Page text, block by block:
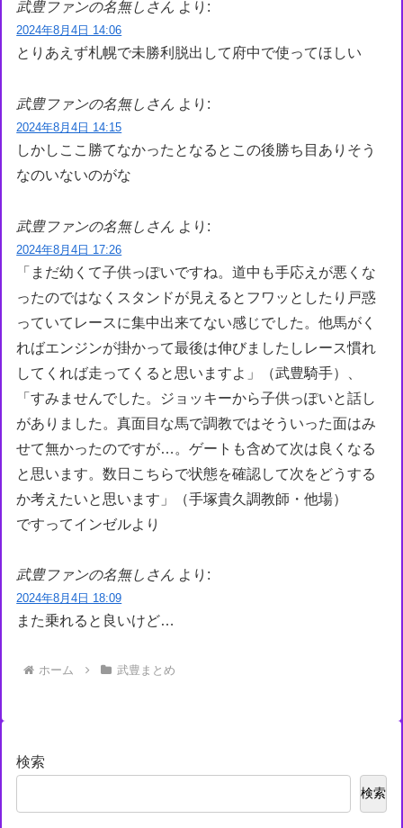
武豊ファンの名無しさん より:
2024年8月4日 14:06
とりあえず札幌で未勝利脱出して府中で使ってほしい
武豊ファンの名無しさん より:
2024年8月4日 14:15
しかしここ勝てなかったとなるとこの後勝ち目ありそう
なのいないのがな
武豊ファンの名無しさん より:
2024年8月4日 17:26
「まだ幼くて子供っぽいですね。道中も手応えが悪くな
ったのではなくスタンドが見えるとフワッとしたり戸惑
っていてレースに集中出来てない感じでした。他馬がく
ればエンジンが掛かって最後は伸びましたしレース慣れ
してくれば走ってくると思いますよ」（武豊騎手）、
「すみませんでした。ジョッキーから子供っぽいと話し
がありました。真面目な馬で調教ではそういった面はみ
せて無かったのですが…。ゲートも含めて次は良くなる
と思います。数日こちらで状態を確認して次をどうする
か考えたいと思います」（手塚貴久調教師・他場）
ですってインゼルより
武豊ファンの名無しさん より:
2024年8月4日 18:09
また乗れると良いけど…
ホーム 武豊まとめ
検索
検索